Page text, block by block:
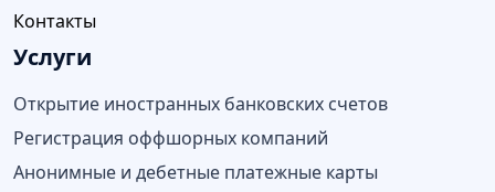
Контакты
Услуги
Открытие иностранных банковских счетов
Регистрация оффшорных компаний
Анонимные и дебетные платежные карты